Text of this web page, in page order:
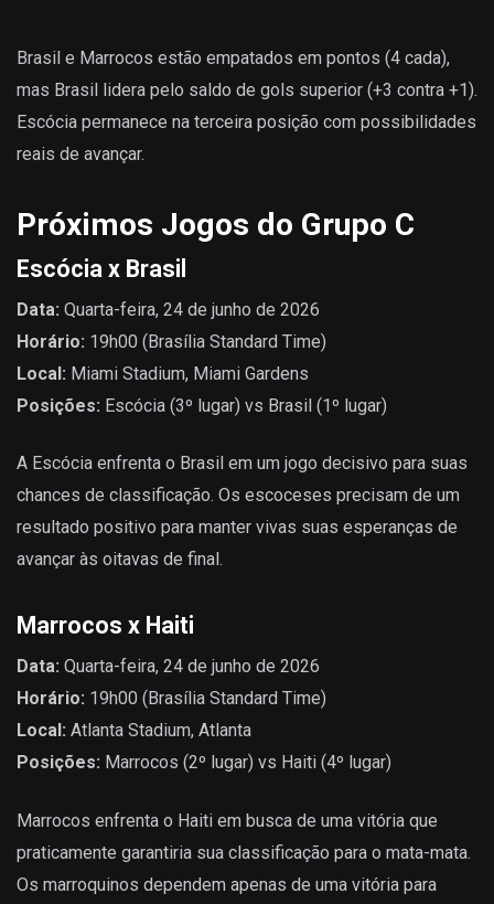
Brasil e Marrocos estão empatados em pontos (4 cada),
mas Brasil lidera pelo saldo de gols superior (+3 contra +1).
Escócia permanece na terceira posição com possibilidades
reais de avançar.
Próximos Jogos do Grupo C
Escócia x Brasil
Data: Quarta-feira, 24 de junho de 2026
Horário: 19h00 (Brasília Standard Time)
Local: Miami Stadium, Miami Gardens
Posições: Escócia (3º lugar) vs Brasil (1º lugar)
A Escócia enfrenta o Brasil em um jogo decisivo para suas
chances de classificação. Os escoceses precisam de um
resultado positivo para manter vivas suas esperanças de
avançar às oitavas de final.
Marrocos x Haiti
Data: Quarta-feira, 24 de junho de 2026
Horário: 19h00 (Brasília Standard Time)
Local: Atlanta Stadium, Atlanta
Posições: Marrocos (2º lugar) vs Haiti (4º lugar)
Marrocos enfrenta o Haiti em busca de uma vitória que
praticamente garantiria sua classificação para o mata-mata.
Os marroquinos dependem apenas de uma vitória para